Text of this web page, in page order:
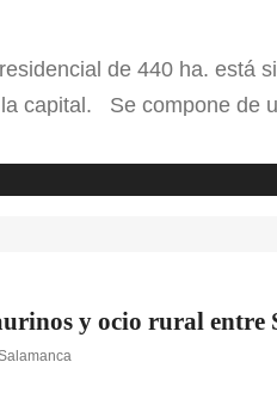
de 440 ha. está
capital. Se compone de
para un parque eólico.